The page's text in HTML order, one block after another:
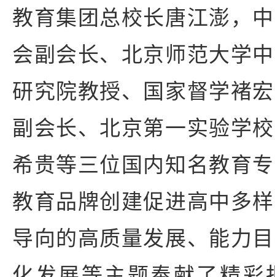
教育集团总校长唐江澎，
会副会长、北京师范大学
研究院教授、国家督学褚
副会长、北京第一实验学
希贵等三位国内知名教育
教育品牌创建促进高中多
导向的高质量发展、能力